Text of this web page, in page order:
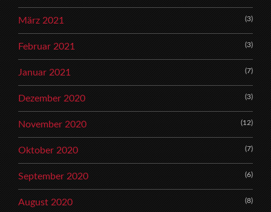
März 2021 (3)
Februar 2021 (3)
Januar 2021 (7)
Dezember 2020 (3)
November 2020 (12)
Oktober 2020 (7)
September 2020 (6)
August 2020 (8)